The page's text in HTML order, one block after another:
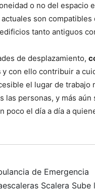
o no del espacio
son compatibles
tanto antiguos
de desplazamiento,
y con ello contribuir a
el lugar de trabajo
personas, y más
poco el día a día a
de Emergencia
Scalera Sube